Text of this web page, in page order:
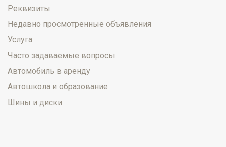
Реквизиты
Недавно просмотренные объявления
Услуга
Часто задаваемые вопросы
Автомобиль в аренду
Автошкола и образование
Шины и диски